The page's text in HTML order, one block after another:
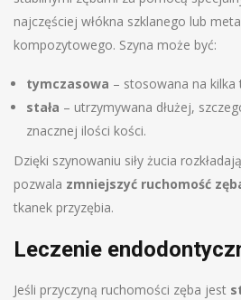
najczęściej włókna szklanego lub
kompozytowego. Szyna może być:
tymczasowa – stosowana na kilka
stała – utrzymywana dłużej,
znacznej ilości kości.
Dzięki szynowaniu siły żucia
pozwala zmniejszyć ruchomość
tkanek przyzębia.
Leczenie
Jeśli przyczyną ruchomości zęba jest